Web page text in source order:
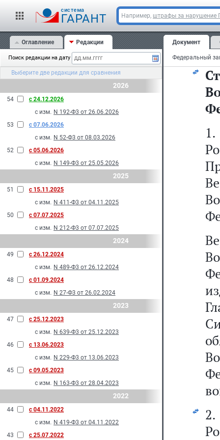
cистема
ГАРАНТ Например, штрафы за нарушение
Оглавление Редакции
Поиск редакции на дату
Выберите две редакции для сравнения
2026
54
с 24.12.2026
с изм. N 192-Ф3 от 26.06.2026
53
с 07.06.2026
с изм. N 52-Ф3 от 08.03.2026
52
с 05.06.2026
с изм. N 149-Ф3 от 25.05.2026
2025
51
с 15.11.2025
с изм. N 411-Ф3 от 04.11.2025
50
с 07.07.2025
с изм. N 212-Ф3 от 07.07.2025
2024
49
с 26.12.2024
с изм. N 489-Ф3 от 26.12.2024
48
с 01.09.2024
с изм. N 27-Ф3 от 26.02.2024
2023
47
с 25.12.2023
с изм. N 639-Ф3 от 25.12.2023
46
с 13.06.2023
с изм. N 229-Ф3 от 13.06.2023
45
с 09.05.2023
с изм. N 163-Ф3 от 28.04.2023
2022
44
с 04.11.2022
с изм. N 419-Ф3 от 04.11.2022
43
с 25.07.2022
Документ